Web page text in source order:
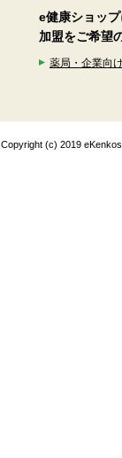
e健康ショップ
加盟をご希望
薬局・企業向
Copyright (c) 2019